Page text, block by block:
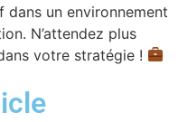
un environnement
N’attendez plus
votre stratégie !